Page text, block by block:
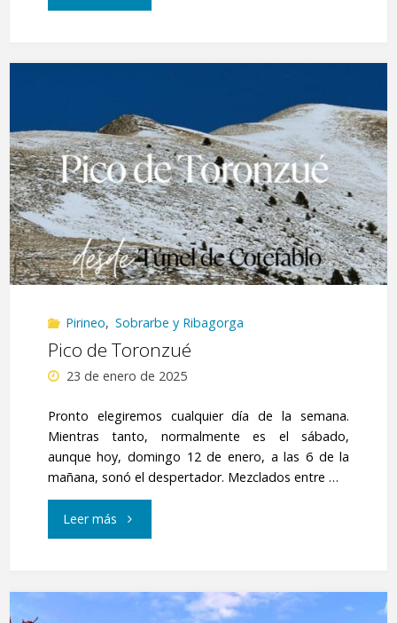
m"
Pirineo, Sobrarbe y Ribagorga
Pico de Toronzué
23 de enero de 2025
Pronto elegiremos cualquier día de la semana.
Mientras tanto, normalmente es el sábado,
aunque hoy, domingo 12 de enero, a las 6 de la
mañana, sonó el despertador. Mezclados entre …
Leer más"Pico
Toronzué"